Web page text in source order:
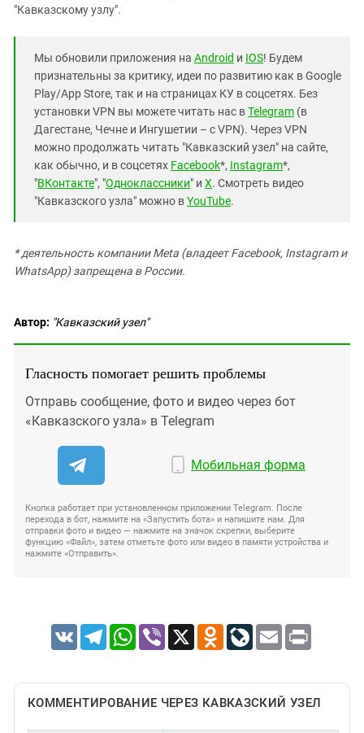
"Кавказскому узлу".
Мы обновили приложения на Android и IOS! Будем
признательны за критику, идеи по развитию как в Google
Play/App Store, так и на страницах КУ в соцсетях. Без
установки VPN вы можете читать нас вTelegram (в
Дагестане, Чечне и Ингушетии – с VPN). Через VPN
можно продолжать читать "Кавказский узел" на сайте,
как обычно, и в соцсетях Facebook*, Instagram*,
"ВКонтакте", "Одноклассники" и X. Смотреть видео
"Кавказского узла" можно вYouTube.
* деятельность компании Meta (владеет Facebook, Instagram и
WhatsApp) запрещена в России.
Автор: "Кавказский узел"
Гласность помогает решить проблемы
Отправь сообщение, фото и видео через бот
«Кавказского узла» в Telegram
Мобильная форма
Кнопка работает при установленном приложении Telegram. После
перехода в бот, нажмите на «Запустить бота» и напишите нам. Для
отправки фото и видео — нажмите на значок скрепки, выберите
функцию «Файл», затем отметьте фото или видео в памяти устройства и
нажмите «Отправить».
VK TelegramWhatsApp
Viber X Odnoklassniki
LiveJournal
Email Print
КОММЕНТИРОВАНИЕ ЧЕРЕЗ КАВКАЗСКИЙ УЗЕЛ